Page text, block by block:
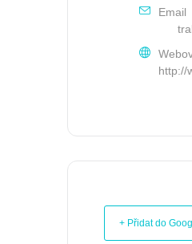
Email
http://
+ Přidat do